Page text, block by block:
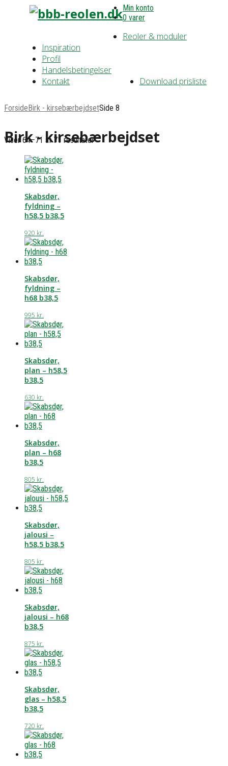
Min konto
0 varer
Reoler & moduler
Inspiration
Profil
Handelsbetingelser
Download prisliste
Kontakt
ForsideBirk - kirsebærbejdsetSide 8
Birk - kirsebærbejdset
Viser 64–71 af 71 resultater
Skabsdør,
fyldning –
h58,5 b38,5
920 kr.
Skabsdør,
fyldning –
h68 b38,5
995 kr.
Skabsdør,
plan – h58,5
b38,5
630 kr.
Skabsdør,
plan – h68
b38,5
805 kr.
Skabsdør,
jalousi –
h58,5 b38,5
805 kr.
Skabsdør,
jalousi – h68
b38,5
875 kr.
Skabsdør,
glas – h58,5
b38,5
720 kr.